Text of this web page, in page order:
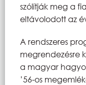
szólítják meg a
eltávolodott az
A rendszeres
megrendezésre
a magyar
’56-os